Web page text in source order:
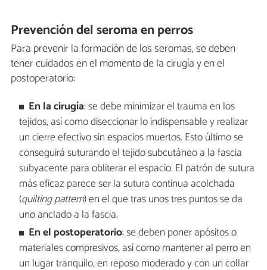
Prevención del seroma en perros
Para prevenir la formación de los seromas, se deben
tener cuidados en el momento de la cirugía y en el
postoperatorio:
En la cirugía: se debe minimizar el trauma en los
tejidos, así como diseccionar lo indispensable y realizar
un cierre efectivo sin espacios muertos. Esto último se
conseguirá suturando el tejido subcutáneo a la fascia
subyacente para obliterar el espacio. El patrón de sutura
más eficaz parece ser la sutura continua acolchada
(quilting pattern) en el que tras unos tres puntos se da
uno anclado a la fascia.
En el postoperatorio: se deben poner apósitos o
materiales compresivos, así como mantener al perro en
un lugar tranquilo, en reposo moderado y con un collar